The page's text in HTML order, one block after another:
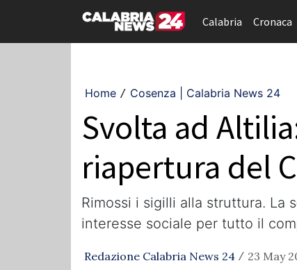
Calabria Cronaca
Home / Cosenza | Calabria News 24
​Svolta ad
riapertura del
​Rimossi i sigilli alla struttura. La
interesse sociale per tutto il
Redazione Calabria News 24 / 23 May